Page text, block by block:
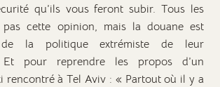
qu’ils vous feront subir. Tous les
pas cette opinion, mais la douane est
de la politique extrémiste de leur
Et pour reprendre les propos d’un
rencontré à Tel Aviv : « Partout où il y a